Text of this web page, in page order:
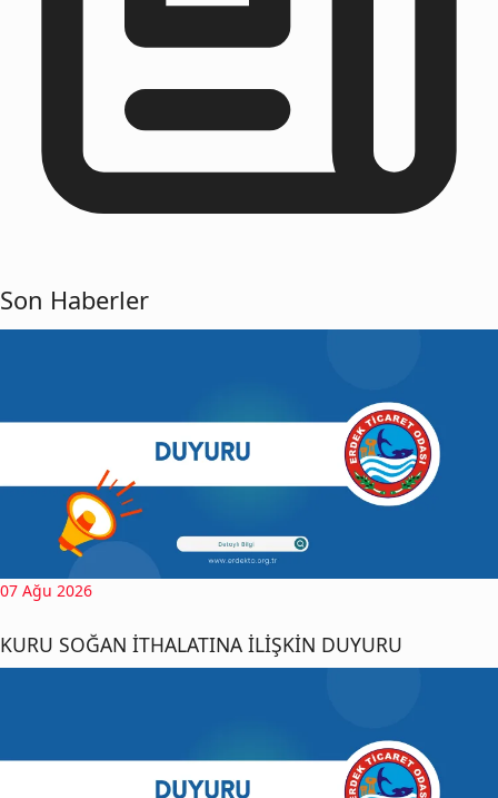
Son Haberler
07 Ağu 2026
KURU SOĞAN İTHALATINA İLİŞKİN DUYURU